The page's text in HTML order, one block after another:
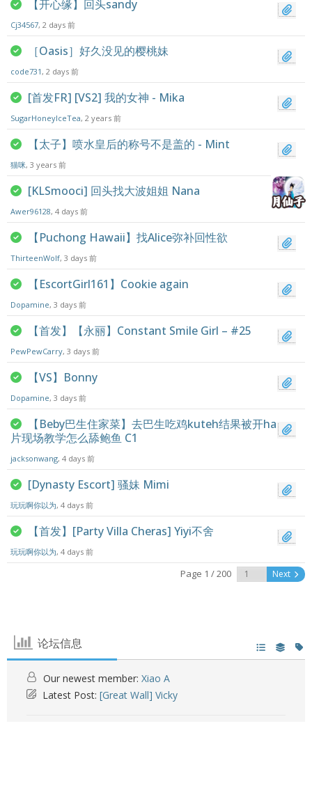
【开心缘】回头sandy
Cj34567, 2 days 前
［Oasis］好久没见的樱桃妹
code731, 2 days 前
[首发FR] [VS2] 我的女神 - Mika
SugarHoneyIceTea, 2 years 前
【太子】喷水皇后的称号不是盖的 - Mint
猫咪, 3 years 前
[KLSmooci] 回头找大波姐姐 Nana
Awer96128, 4 days 前
【Puchong Hawaii】找Alice弥补回性欲
ThirteenWolf, 3 days 前
【EscortGirl161】Cookie again
Dopamine, 3 days 前
【首发】【永丽】Constant Smile Girl – #25
PewPewCarry, 3 days 前
【VS】Bonny
Dopamine, 3 days 前
【Beby巴生住家菜】去巴生吃鸡kuteh结果被开ham
片现场教学怎么舔鲍鱼 C1
jacksonwang, 4 days 前
[Dynasty Escort] 骚妹 Mimi
玩玩啊你以为, 4 days 前
【首发】[Party Villa Cheras] Yiyi不舍
玩玩啊你以为, 4 days 前
Page 1 / 200 Next
论坛信息
Our newest member: Xiao A
Latest Post: [Great Wall] Vicky